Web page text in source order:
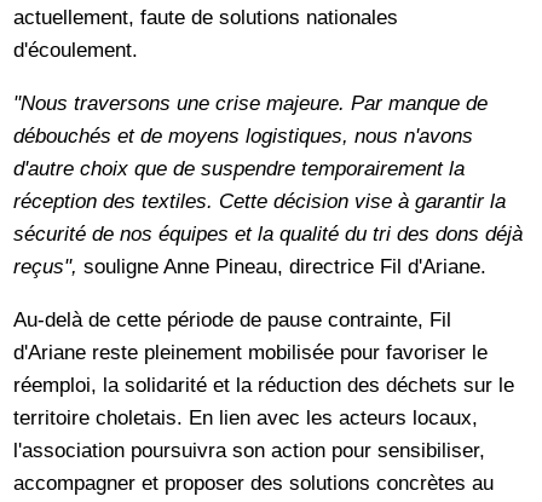
actuellement, faute de solutions nationales
d'écoulement.
"Nous traversons une crise majeure. Par manque de
débouchés et de moyens logistiques, nous n'avons
d'autre choix que de suspendre temporairement la
réception des textiles. Cette décision vise à garantir la
sécurité de nos équipes et la qualité du tri des dons déjà
reçus", souligne Anne Pineau, directrice Fil d'Ariane.
Au-delà de cette période de pause contrainte, Fil
d'Ariane reste pleinement mobilisée pour favoriser le
réemploi, la solidarité et la réduction des déchets sur le
territoire choletais. En lien avec les acteurs locaux,
l'association poursuivra son action pour sensibiliser,
accompagner et proposer des solutions concrètes au